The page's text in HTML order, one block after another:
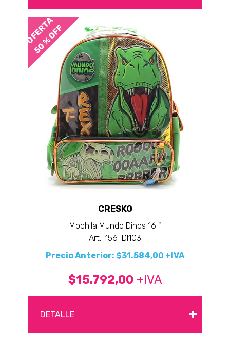
OFERTA
50 % OFF
CRESKO
Mochila Mundo Dinos 16 "
Art.: 156-DI103
Precio Anterior:$31.584,00 +IVA
$15.792,00 +IVA
DETALLE +